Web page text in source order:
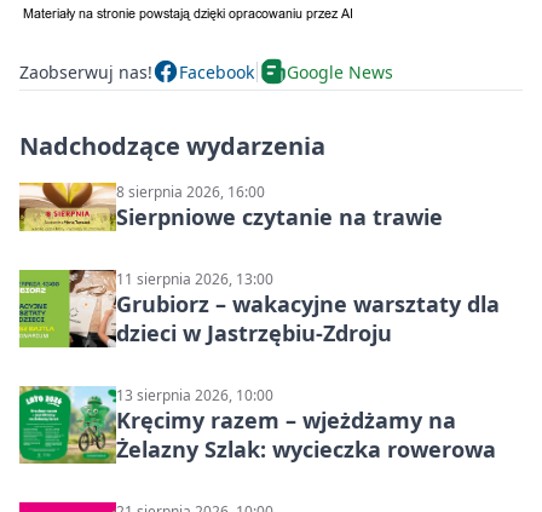
Zaobserwuj nas! Facebook Google News
Nadchodzące wydarzenia
8 sierpnia 2026, 16:00
Sierpniowe czytanie na trawie
11 sierpnia 2026, 13:00
Grubiorz – wakacyjne warsztaty dla
dzieci w Jastrzębiu-Zdroju
13 sierpnia 2026, 10:00
Kręcimy razem – wjeżdżamy na
Żelazny Szlak: wycieczka rowerowa